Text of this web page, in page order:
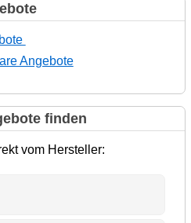
Angebote
finden
vom Hersteller: